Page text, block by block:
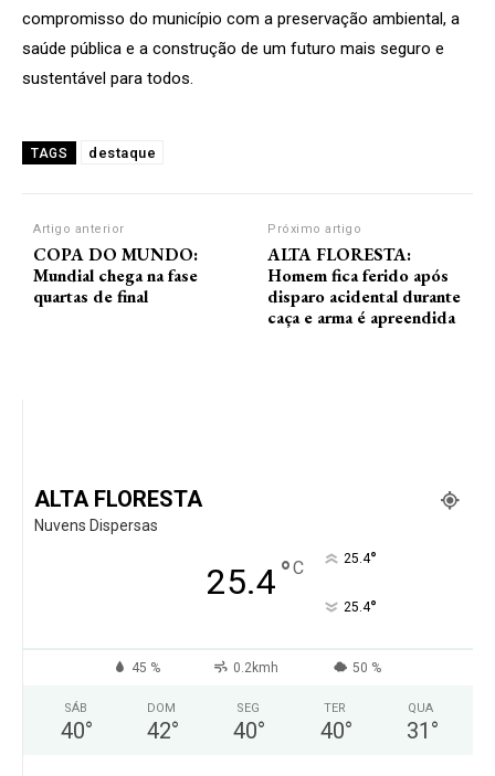
compromisso do município com a preservação ambiental, a
saúde pública e a construção de um futuro mais seguro e
sustentável para todos.
TAGS destaque
Artigo anterior
COPA DO MUNDO:
Mundial chega na fase
quartas de final
Próximo artigo
ALTA FLORESTA:
Homem fica ferido após
disparo acidental durante
caça e arma é apreendida
ALTA FLORESTA
Nuvens Dispersas
25.4°C 25.4°
25.4°
45 % 0.2kmh 50 %
SÁB
40°
DOM
42°
SEG
40°
TER
40°
QUA
31 °